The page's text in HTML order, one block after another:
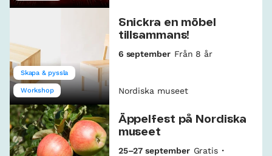
Skapa & pyssla
Workshop
Snickra en möbel
tillsammans!
6 september Från 8 år
Nordiska museet
Äppelfest på Nordiska
museet
25–27 september Gratis